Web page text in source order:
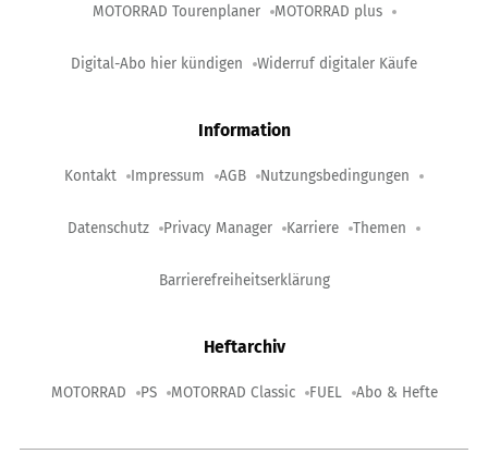
MOTORRAD Tourenplaner MOTORRAD plus
Digital-Abo hier kündigen Widerruf digitaler Käufe
Information
Kontakt Impressum AGB Nutzungsbedingungen
Datenschutz Privacy Manager Karriere Themen
Barrierefreiheitserklärung
Heftarchiv
MOTORRAD PS MOTORRAD Classic FUEL Abo & Hefte